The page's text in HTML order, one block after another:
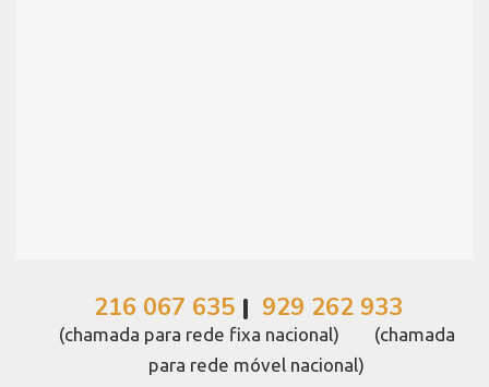
216 067 635 | 929 262 933
(chamada para rede fixa nacional) (chamada
para rede móvel nacional)